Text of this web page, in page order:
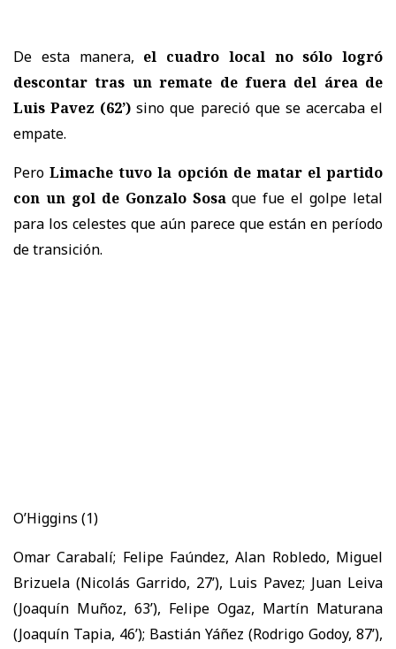
De esta manera, el cuadro local no sólo logró
descontar tras un remate de fuera del área de
Luis Pavez (62’) sino que pareció que se acercaba el
empate.
PeroLimache tuvo la opción de matar el partido
con un gol de Gonzalo Sosaque fue el golpe letal
para los celestes que aún parece que están en período
de transición.
O’Higgins (1)
Omar Carabalí; Felipe Faúndez, Alan Robledo, Miguel
Brizuela (Nicolás Garrido, 27’), Luis Pavez; Juan Leiva
(Joaquín Muñoz, 63’), Felipe Ogaz, Martín Maturana
(Joaquín Tapia, 46’); Bastián Yáñez (Rodrigo Godoy, 87’),